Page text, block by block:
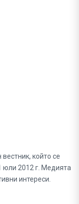
който се
юли 2012 г. Медията
интереси.